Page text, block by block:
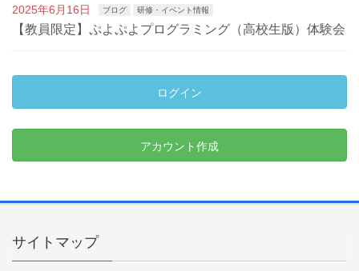
2025年6月16日 ブログ 研修・イベント情報
【教員限定】ぷよぷよプログラミング（高校生版）体験会
ログイン
アカウント作成
サイトマップ